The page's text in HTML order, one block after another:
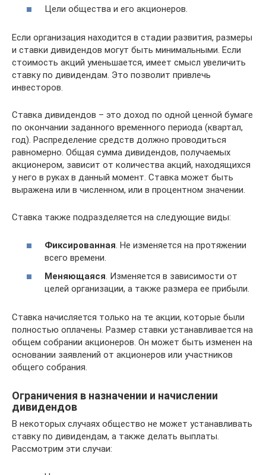
Цели общества и его акционеров.
Если организация находится в стадии развития, размеры
и ставки дивидендов могут быть минимальными. Если
стоимость акций уменьшается, имеет смысл увеличить
ставку по дивидендам. Это позволит привлечь
инвесторов.
Ставка дивидендов – это доход по одной ценной бумаге
по окончании заданного временного периода (квартал,
год). Распределение средств должно проводиться
равномерно. Общая сумма дивидендов, получаемых
акционером, зависит от количества акций, находящихся
у него в руках в данный момент. Ставка может быть
выражена или в численном, или в процентном значении.
Ставка также подразделяется на следующие виды:
Фиксированная . Не изменяется на протяжении
всего времени.
Меняющаяся. Изменяется в зависимости от
целей организации, а также размера ее прибыли.
Ставка начисляется только на те акции, которые были
полностью оплачены. Размер ставки устанавливается на
общем собрании акционеров. Он может быть изменен на
основании заявлений от акционеров или участников
общего собрания.
Ограничения в назначении и начислении
дивидендов
В некоторых случаях общество не может устанавливать
ставку по дивидендам, а также делать выплаты.
Рассмотрим эти случаи: